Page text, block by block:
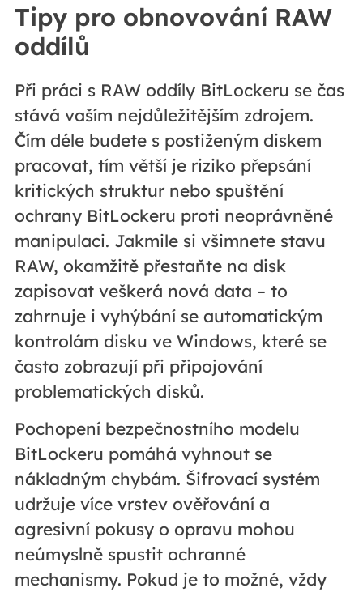
Tipy pro obnovování RAW
oddílů
Při práci s RAW oddíly BitLockeru se čas
stává vaším nejdůležitějším zdrojem.
Čím déle budete s postiženým diskem
pracovat, tím větší je riziko přepsání
kritických struktur nebo spuštění
ochrany BitLockeru proti neoprávněné
manipulaci. Jakmile si všimnete stavu
RAW, okamžitě přestaňte na disk
zapisovat veškerá nová data – to
zahrnuje i vyhýbání se automatickým
kontrolám disku ve Windows, které se
často zobrazují při připojování
problematických disků.
Pochopení bezpečnostního modelu
BitLockeru pomáhá vyhnout se
nákladným chybám. Šifrovací systém
udržuje více vrstev ověřování a
agresivní pokusy o opravu mohou
neúmyslně spustit ochranné
mechanismy. Pokud je to možné, vždy